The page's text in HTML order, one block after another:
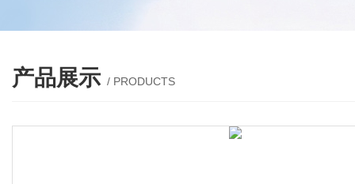
产品展示 / PRODUCTS